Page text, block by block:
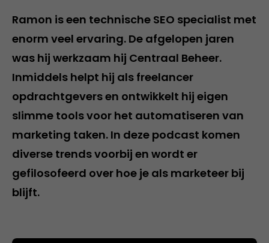
Ramon is een technische SEO specialist met
enorm veel ervaring. De afgelopen jaren
was hij werkzaam hij Centraal Beheer.
Inmiddels helpt hij als freelancer
opdrachtgevers en ontwikkelt hij eigen
slimme tools voor het automatiseren van
marketing taken. In deze podcast komen
diverse trends voorbij en wordt er
gefilosofeerd over hoe je als marketeer bij
blijft.